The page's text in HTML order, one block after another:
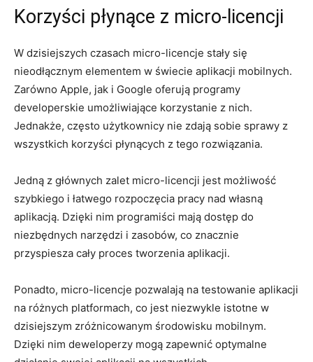
Korzyści płynące z micro-licencji
W dzisiejszych czasach micro-licencje⁣ stały się
nieodłącznym elementem w świecie aplikacji mobilnych.
Zarówno Apple, jak i Google oferują programy
⁢developerskie umożliwiające korzystanie z nich.‍
Jednakże, często użytkownicy nie zdają‌ sobie ⁣sprawy⁢ z
wszystkich korzyści płynących z tego rozwiązania.
Jedną ​z głównych zalet micro-licencji jest możliwość
szybkiego i łatwego rozpoczęcia pracy nad własną
aplikacją. Dzięki nim programiści mają dostęp do
niezbędnych narzędzi i zasobów, co znacznie
przyspiesza⁤ cały proces tworzenia aplikacji.
Ponadto, micro-licencje pozwalają na ⁢testowanie ​aplikacji
na różnych platformach, co jest niezwykle istotne w
dzisiejszym zróżnicowanym środowisku mobilnym.
Dzięki nim deweloperzy mogą zapewnić optymalne